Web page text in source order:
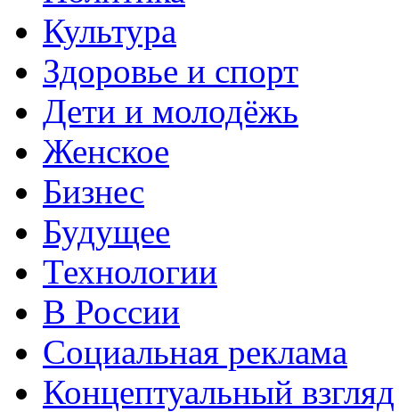
Культура
Здоровье и спорт
Дети и молодёжь
Женское
Бизнес
Будущее
Технологии
В России
Социальная реклама
Концептуальный взгляд